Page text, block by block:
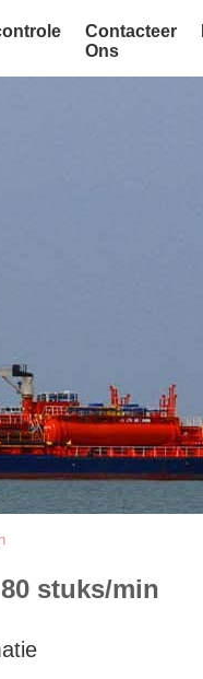
Contacteer
Ons
stuks/min